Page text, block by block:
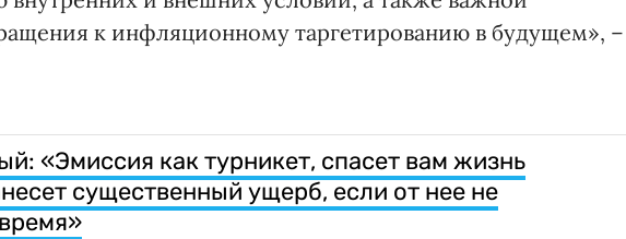
к инфляционному таргетированию в будущем», –
«Эмиссия как турникет, спасет вам жизнь
существенный ущерб, если от нее не